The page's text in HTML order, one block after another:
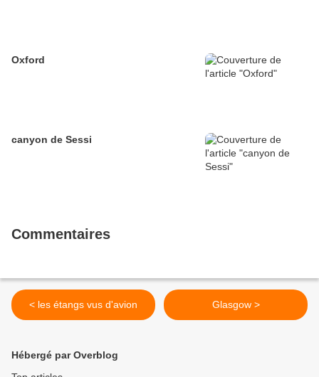
Oxford
canyon de Sessi
Commentaires
< les étangs vus d'avion Glasgow >
Hébergé par Overblog